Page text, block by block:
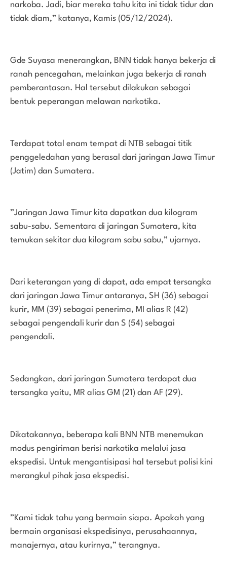
narkoba. Jadi, biar mereka tahu kita ini tidak tidur dan
tidak diam,” katanya, Kamis (05/12/2024).
Gde Suyasa menerangkan, BNN tidak hanya bekerja di
ranah pencegahan, melainkan juga bekerja di ranah
pemberantasan. Hal tersebut dilakukan sebagai
bentuk peperangan melawan narkotika.
Terdapat total enam tempat di NTB sebagai titik
penggeledahan yang berasal dari jaringan Jawa Timur
(Jatim) dan Sumatera.
”Jaringan Jawa Timur kita dapatkan dua kilogram
sabu-sabu. Sementara di jaringan Sumatera, kita
temukan sekitar dua kilogram sabu sabu,” ujarnya.
Dari keterangan yang di dapat, ada empat tersangka
dari jaringan Jawa Timur antaranya, SH (36) sebagai
kurir, MM (39) sebagai penerima, MI alias R (42)
sebagai pengendali kurir dan S (54) sebagai
pengendali.
Sedangkan, dari jaringan Sumatera terdapat dua
tersangka yaitu, MR alias GM (21) dan AF (29).
Dikatakannya, beberapa kali BNN NTB menemukan
modus pengiriman berisi narkotika melalui jasa
ekspedisi. Untuk mengantisipasi hal tersebut polisi kini
merangkul pihak jasa ekspedisi.
”Kami tidak tahu yang bermain siapa. Apakah yang
bermain organisasi ekspedisinya, perusahaannya,
manajernya, atau kurirnya,” terangnya.